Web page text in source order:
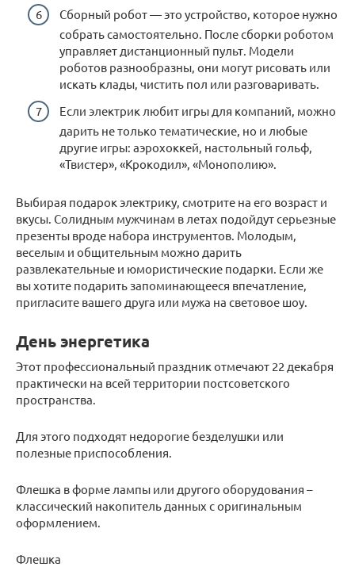
Сборный робот — это устройство, которое нужно
собрать самостоятельно. После сборки роботом
управляет дистанционный пульт. Модели
роботов разнообразны, они могут рисовать или
искать клады, чистить пол или разговаривать.
Если электрик любит игры для компаний, можно
дарить не только тематические, но и любые
другие игры: аэрохоккей, настольный гольф,
«Твистер», «Крокодил», «Монополию».
Выбирая подарок электрику, смотрите на его возраст и
вкусы. Солидным мужчинам в летах подойдут серьезные
презенты вроде набора инструментов. Молодым,
веселым и общительным можно дарить
развлекательные и юмористические подарки. Если же
вы хотите подарить запоминающееся впечатление,
пригласите вашего друга или мужа на световое шоу.
День энергетика
Этот профессиональный праздник отмечают 22 декабря
практически на всей территории постсоветского
пространства.
Для этого подходят недорогие безделушки или
полезные приспособления.
Флешка в форме лампы или другого оборудования –
классический накопитель данных с оригинальным
оформлением.
Флешка